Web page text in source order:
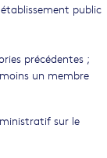
public
précédentes ;
un membre
sur le